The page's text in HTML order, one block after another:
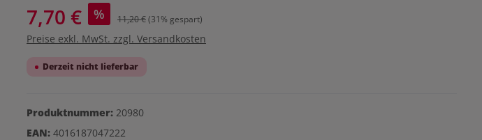
7,70 € % 11,20 €(31% gespart)
Preise exkl. MwSt. zzgl. Versandkosten
Derzeit nicht lieferbar
Produktnummer: 20980
EAN: 4016187047222